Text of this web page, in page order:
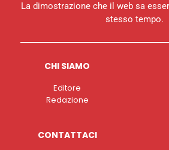
La dimostrazione che il web sa
stesso tempo.
CHI SIAMO
Editore
Redazione
CONTATTACI